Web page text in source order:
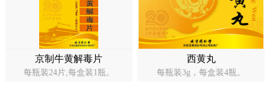
京制牛黄解毒片
每瓶装24片,每盒装1瓶。
西黄丸
每瓶装3g，每盒装4瓶。